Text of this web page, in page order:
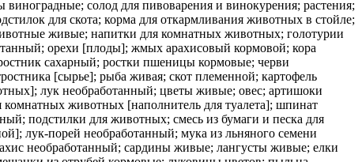
солод для пивоварения и винокурения; растения;
для скота; корма для откармливания животных в стойле;
живые; напитки для комнатных животных; голотурии
орехи [плоды]; жмых арахисовый кормовой; кора
сахарный; ростки пшеницы кормовые; черви
[сырье]; рыба живая; скот племенной; картофель
лук необработанный; цветы живые; овес; артишоки
животных [наполнитель для туалета]; шпинат
подстилки для животных; смесь из бумаги и песка для
лук-порей необработанный; мука из льняного семени
необработанный; сардины живые; лангусты живые; елки